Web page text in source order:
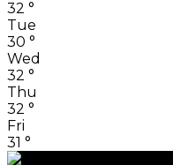
32 °
Tue
30 °
Wed
32 °
Thu
32 °
Fri
31 °